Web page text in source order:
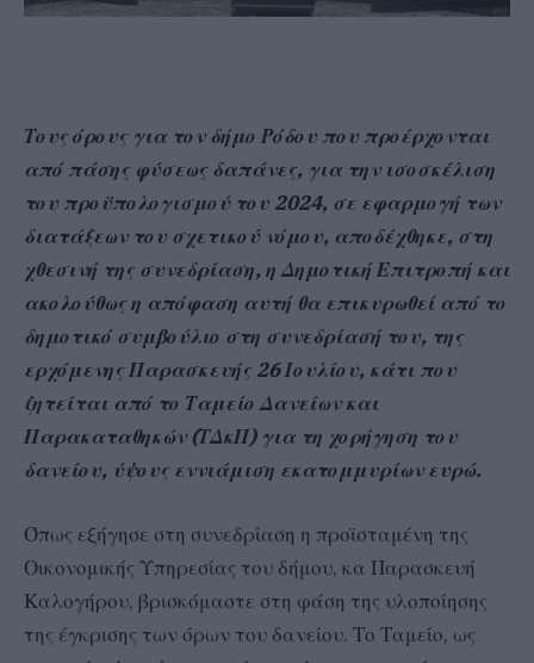
Τους όρους για τον δήμο Ρόδου που προέρχονται
από πάσης φύσεως δαπάνες, για την ισοσκέλιση
του προϋπολογισμού του 2024, σε εφαρμογή των
διατάξεων του σχετικού νόμου, αποδέχθηκε, στη
χθεσινή της συνεδρίαση, η Δημοτική Επιτροπή και
ακολούθως η απόφαση αυτή θα επικυρωθεί από το
δημοτικό συμβούλιο στη συνεδρίασή του, της
ερχόμενης Παρασκευής 26 Ιουλίου, κάτι που
ζητείται από το Ταμείο Δανείων και
Παρακαταθηκών (ΤΔκΠ) για τη χορήγηση του
δανείου, ύψους εννιάμιση εκατομμυρίων ευρώ.
Όπως εξήγησε στη συνεδρίαση η προϊσταμένη της
Οικονομικής Υπηρεσίας του δήμου, κα Παρασκευή
Καλογήρου, βρισκόμαστε στη φάση της υλοποίησης
της έγκρισης των όρων του δανείου. Το Ταμείο, ως